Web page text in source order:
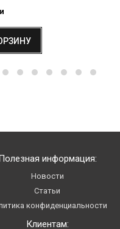
Клиентам:
информация:
Новости
Статьи
конфиденциальности